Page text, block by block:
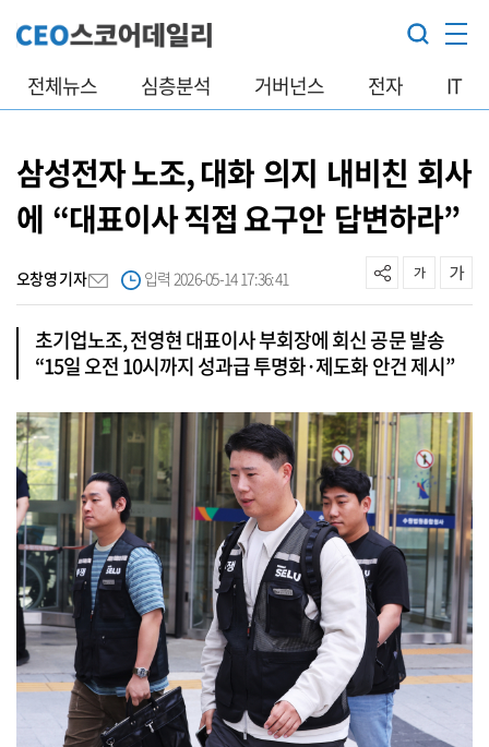
전체뉴스 심층분석 거버넌스 전자 IT
삼성전자 노조, 대화 의지 내비친 회사
에 “대표이사 직접 요구안 답변하라”
오창영 기자 입력 2026-05-14 17:36:41
초기업노조, 전영현 대표이사 부회장에 회신 공문 발송
“15일 오전 10시까지 성과급 투명화·제도화 안건 제시”